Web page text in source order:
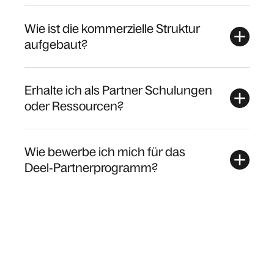
Wie ist die kommerzielle Struktur
aufgebaut?
Erhalte ich als Partner Schulungen
oder Ressourcen?
Wie bewerbe ich mich für das
Deel‑Partnerprogramm?